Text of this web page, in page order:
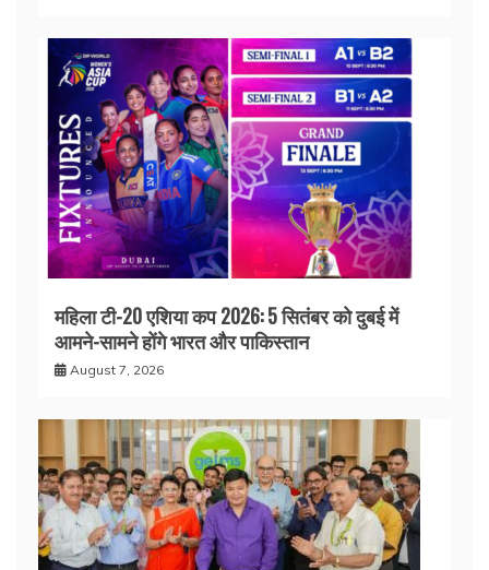
महिला टी-20 एशिया कप 2026: 5 सितंबर को दुबई में
आमने-सामने होंगे भारत और पाकिस्तान
August 7, 2026